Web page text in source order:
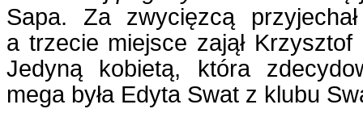
Sapa. Za zwycięzcą
a trzecie miejsce zajął
Jedyną kobietą, która
mega była Edyta Swat z klubu